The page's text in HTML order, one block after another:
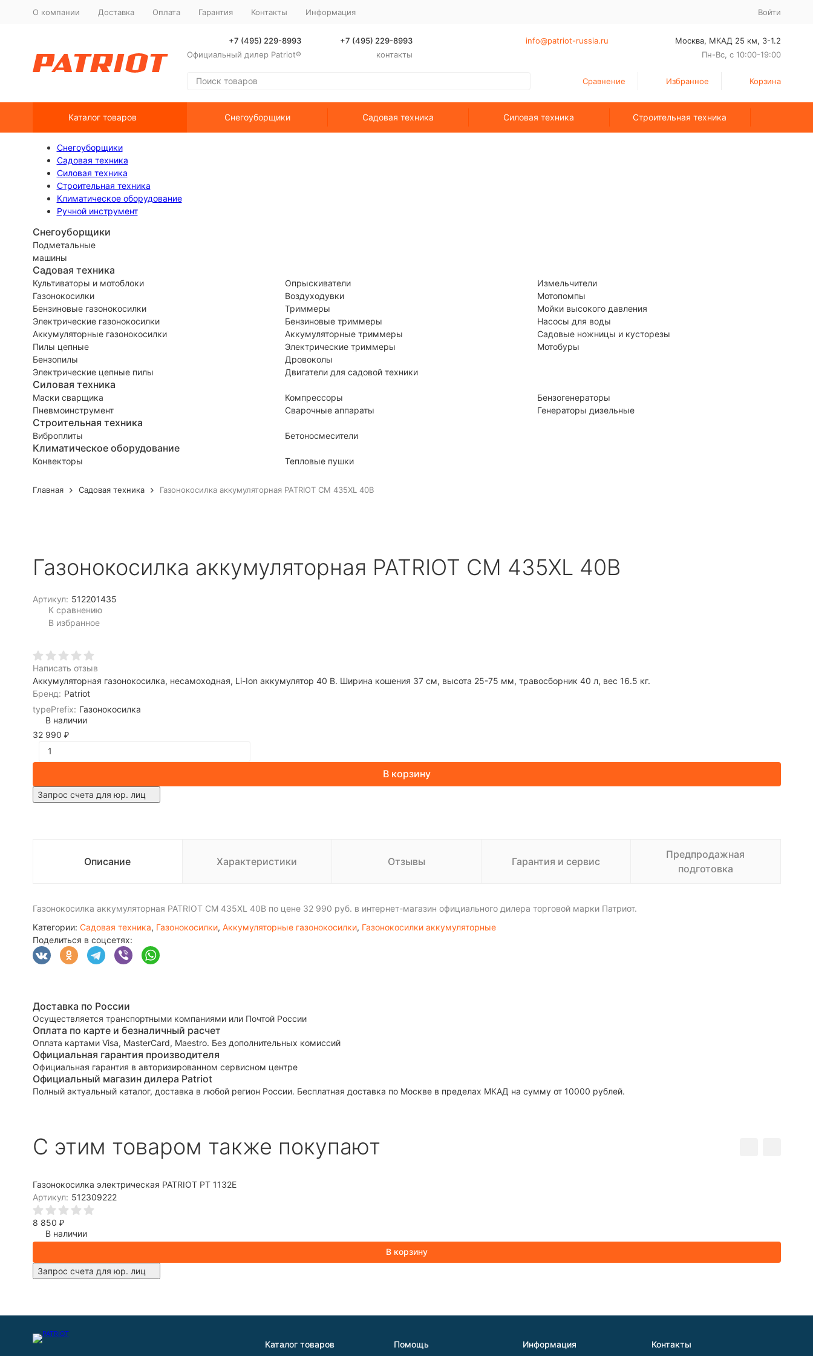
О компании Доставка Оплата Гарантия Контакты Информация Войти
+7 (495) 229-8993
Официальный дилер Patriot®
+7 (495) 229-8993
контакты
info@patriot-russia.ru
Москва, МКАД 25 км, З-1.2
Пн-Вс, с 10:00-19:00
Сравнение Избранное Корзина
Каталог товаров Снегоуборщики Садовая техника Силовая техника Строительная техника
Снегоуборщики
Садовая техника
Силовая техника
Строительная техника
Климатическое оборудование
Ручной инструмент
Снегоуборщики
Подметальные
машины
Садовая техника
Культиваторы и мотоблоки
Газонокосилки
Бензиновые газонокосилки
Электрические газонокосилки
Аккумуляторные газонокосилки
Пилы цепные
Бензопилы
Электрические цепные пилы
Опрыскиватели
Воздуходувки
Триммеры
Бензиновые триммеры
Аккумуляторные триммеры
Электрические триммеры
Дровоколы
Двигатели для садовой техники
Измельчители
Мотопомпы
Мойки высокого давления
Насосы для воды
Садовые ножницы и кусторезы
Мотобуры
Силовая техника
Маски сварщика
Пневмоинструмент
Компрессоры
Сварочные аппараты
Бензогенераторы
Генераторы дизельные
Строительная техника
Виброплиты Бетоносмесители
Климатическое оборудование
Конвекторы Тепловые пушки
Главная Садовая техника Газонокосилка аккумуляторная PATRIOT CM 435XL 40В
Газонокосилка аккумуляторная PATRIOT CM 435XL 40В
Артикул: 512201435
К сравнению
В избранное
Написать отзыв
Аккумуляторная газонокосилка, несамоходная, Li-Ion аккумулятор 40 В. Ширина кошения 37 см, высота 25-75 мм, травосборник 40 л, вес 16.5 кг.
Бренд: Patriot
typePrefix: Газонокосилка
В наличии
32 990 ₽
В корзину
Запрос счета для юр. лиц
Описание Характеристики Отзывы Гарантия и сервис
Предпродажная
подготовка
Газонокосилка аккумуляторная PATRIOT CM 435XL 40В по цене 32 990 руб. в интернет-магазин официального дилера торговой марки Патриот.
Категории: Садовая техника, Газонокосилки, Аккумуляторные газонокосилки, Газонокосилки аккумуляторные
Поделиться в соцсетях:
Доставка по России
Осуществляется транспортными компаниями или Почтой России
Оплата по карте и безналичный расчет
Оплата картами Visa, MasterCard, Maestro. Без дополнительных комиссий
Официальная гарантия производителя
Официальная гарантия в авторизированном сервисном центре
Официальный магазин дилера Patriot
Полный актуальный каталог, доставка в любой регион России. Бесплатная доставка по Москве в пределах МКАД на сумму от 10000 рублей.
C этим товаром также покупают
Газонокосилка электрическая PATRIOT PT 1132E
Артикул: 512309222
8 850 ₽
В наличии
В корзину
Запрос счета для юр. лиц
Каталог товаров Помощь Информация Контакты